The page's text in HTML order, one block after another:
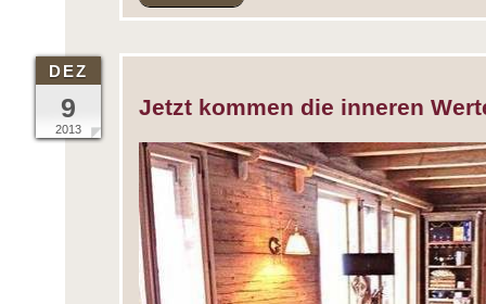
2013
9
DEZ
Jetzt kommen die inneren